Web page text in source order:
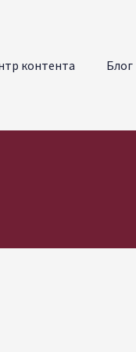
контента Блог